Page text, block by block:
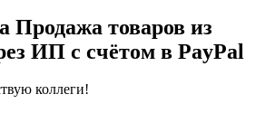
Продажа товаров из
ИП с счётом в PayPal
коллеги!